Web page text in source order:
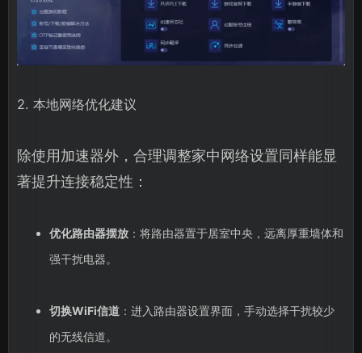
2. 本地网络优化建议
除使用加速器外，合理调整家中网络设置同样能显
著提升连接稳定性：
优化路由器摆放：将路由器置于居室中央，远离厚重墙体和
强干扰电器。
切换WiFi信道：进入路由器设置界面，手动选择干扰较少
的无线信道。